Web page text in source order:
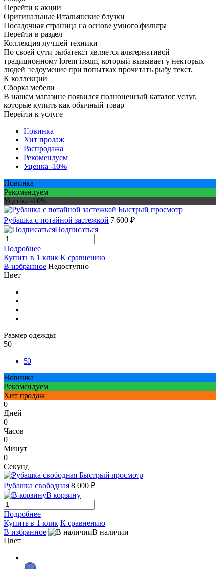
Перейти к акции
Оригинальные Итальянские блузки
Посадочная страница на основе умного фильтра
Перейти в раздел
Коллекция лучшей техники
По своей сути рыбатекст является альтернативой
традиционному lorem ipsum, который вызывает у некторых
людей недоумение при попытках прочитать рыбу текст.
К коллекции
Сборка мебели
В нашем магазине появился полноценный каталог услуг,
которые купить как обычный товар
Перейти к услуге
Новинка
Хит продаж
Распродажа
Рекомендуем
Уценка -10%
Новинка
Рекомендуем
Уценка -10%
Быстрый просмотр
Рубашка с потайной застежкой 7 600 ₽
Подписаться
Подробнее
Купить в 1 клик К сравнению
В избранное Недоступно
Цвет
Размер одежды:
50
50
Новинка
Рекомендуем
Хит продаж
0
Дней
0
Часов
0
Минут
0
Секунд
Быстрый просмотр
Рубашка свободная 8 000 ₽
В корзину
Подробнее
Купить в 1 клик К сравнению
В избранное
В наличии
Цвет